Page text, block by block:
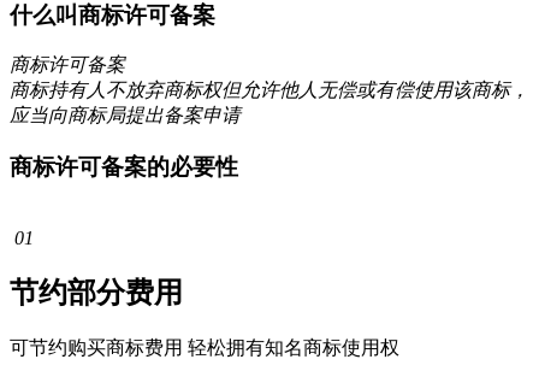
什么叫商标许可备案
商标许可备案
商标持有人不放弃商标权但允许他人无偿或有偿使用该商标，
应当向商标局提出备案申请
商标许可备案的必要性
01
节约部分费用
可节约购买商标费用 轻松拥有知名商标使用权